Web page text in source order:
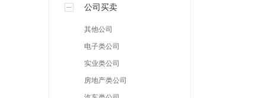
公司买卖
其他公司
电子类公司
实业类公司
房地产类公司